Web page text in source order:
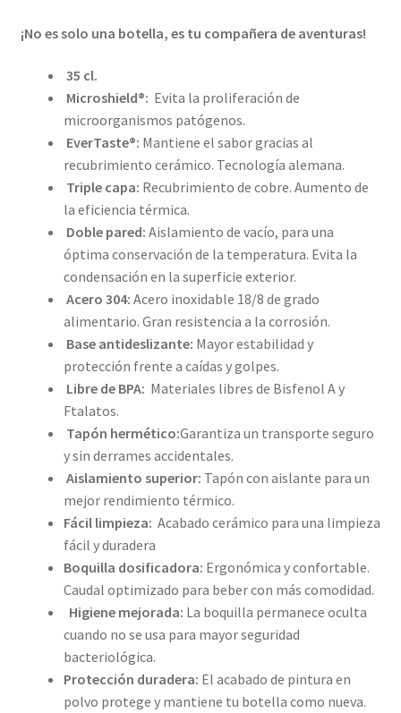
¡No es solo una botella, es tu compañera de aventuras!
35 cl.
Microshield®: Evita la proliferación de
microorganismos patógenos.
EverTaste®: Mantiene el sabor gracias al
recubrimiento cerámico. Tecnología alemana.
Triple capa: Recubrimiento de cobre. Aumento de
la eficiencia térmica.
Doble pared: Aislamiento de vacío, para una
óptima conservación de la temperatura. Evita la
condensación en la superficie exterior.
Acero 304: Acero inoxidable 18/8 de grado
alimentario. Gran resistencia a la corrosión.
Base antideslizante: Mayor estabilidad y
protección frente a caídas y golpes.
Libre de BPA: Materiales libres de Bisfenol A y
Ftalatos.
Tapón hermético:Garantiza un transporte seguro
y sin derrames accidentales.
Aislamiento superior: Tapón con aislante para un
mejor rendimiento térmico.
Fácil limpieza: Acabado cerámico para una limpieza
fácil y duradera
Boquilla dosificadora: Ergonómica y confortable.
Caudal optimizado para beber con más comodidad.
Higiene mejorada: La boquilla permanece oculta
cuando no se usa para mayor seguridad
bacteriológica.
Protección duradera: El acabado de pintura en
polvo protege y mantiene tu botella como nueva.